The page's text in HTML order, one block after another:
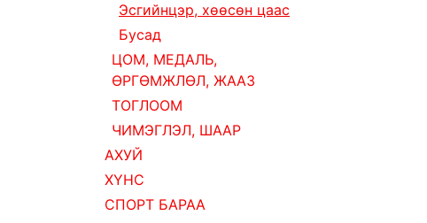
Эсгийнцэр, хөөсөн цаас
Бусад
ЦОМ, МЕДАЛЬ,
ӨРГӨМЖЛӨЛ, ЖААЗ
ТОГЛООМ
ЧИМЭГЛЭЛ, ШААР
АХУЙ
ХҮНС
СПОРТ БАРАА